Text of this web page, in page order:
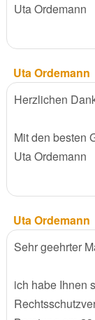
Uta Ordemann
Uta Ordemann
Herzlichen
Mit den besten
Uta Ordemann
Uta Ordemann
Sehr geehrter
ich habe Ihnen